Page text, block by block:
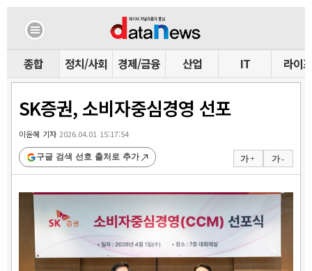
종합 정치/사회 경제/금융 산업 IT 라이프
SK증권, 소비자중심경영 선포
이윤혜 기자2026.04.01 15:17:54
가 + 가 -
구글 검색 선호 출처로 추가